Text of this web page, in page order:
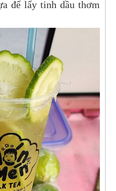
để lấy tinh dầu thơm